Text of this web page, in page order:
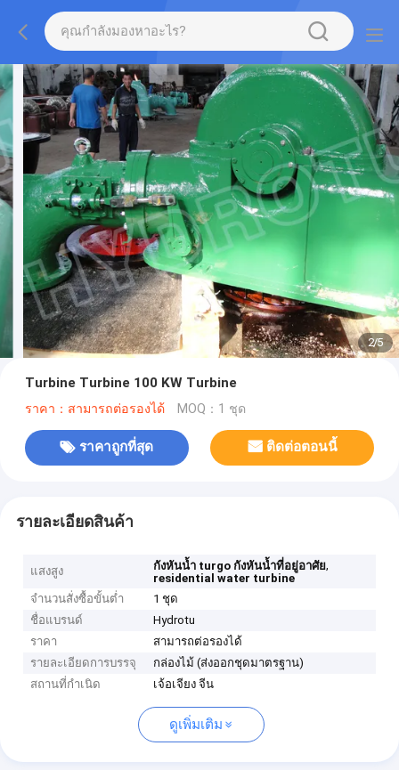
2/5
Turbine Turbine 100 KW Turbine
ราคา：สามารถต่อรองได้ MOQ：1 ชุด
ราคาถูกที่สุด ติดต่อตอนนี้
รายละเอียดสินค้า
แสงสูง กังหันน้ำ turgo กังหันน้ำที่อยู่อาศัย,
residential water turbine
จำนวนสั่งซื้อขั้นต่ำ
1 ชุด
ชื่อแบรนด์
Hydrotu
ราคา
สามารถต่อรองได้
รายละเอียดการบรรจุ
กล่องไม้ (ส่งออกชุดมาตรฐาน)
สถานที่กำเนิด
เจ้อเจียง จีน
ดูเพิ่มเติม